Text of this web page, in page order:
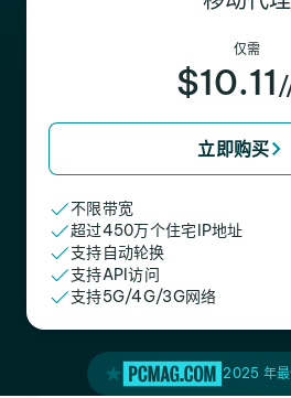
仅需
$10.11
立即购买
不限带宽
超过450万个住宅IP地址
支持自动轮换
支持API访问
支持5G/4G/3G网络
2025 年最